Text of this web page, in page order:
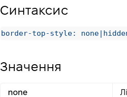
Синтаксис
border-top-style:
Значення
none